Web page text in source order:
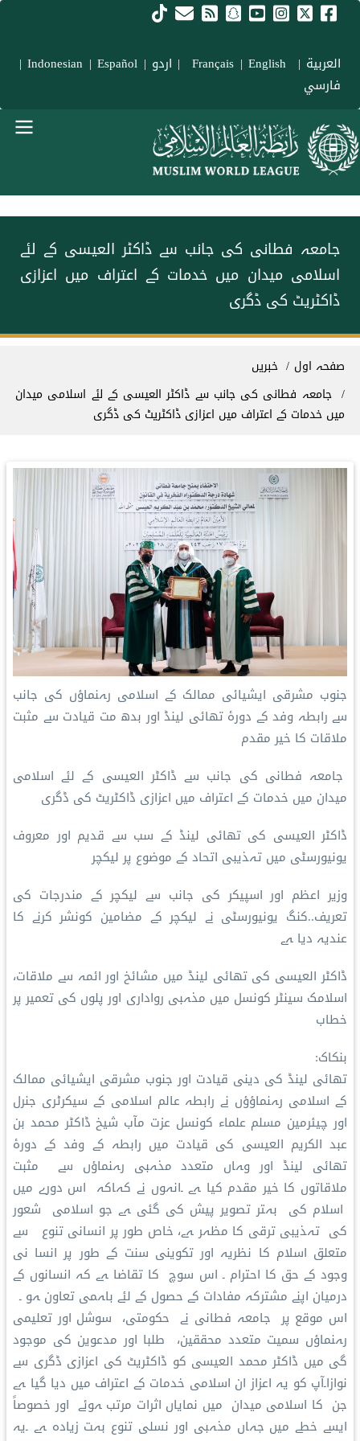
Skip to main content
العربية |
Français
| English
| اردو |
Indonesian |Español
|
فارسي
جامعہ فطانی کی جانب سے ڈاکٹر العیسی کے لئے
اسلامی میدان میں خدمات کے اعتراف میں اعزازی
ڈاکٹریٹ کی ڈگری
Breadcrumb
صفحہ اول
خبریں
جامعہ فطانی کی جانب سے ڈاکٹر العیسی کے لئے اسلامی میدان
میں خدمات کے اعتراف میں اعزازی ڈاکٹریٹ کی ڈگری
جنوب مشرقی ایشیائی ممالک کے اسلامی رہنماؤں کی جانب
سے رابطہ وفد کے دورۂ تھائی لینڈ اور بدھ مت قیادت سے مثبت
ملاقات کا خیر مقدم
جامعہ فطانی کی جانب سے ڈاکٹر العیسی کے لئے اسلامی
میدان میں خدمات کے اعتراف میں اعزازی ڈاکٹریٹ کی ڈگری
ڈاکٹر العیسی کی تھائی لینڈ کے سب سے قدیم اور معروف
یونیورسٹی میں تہذیبی اتحاد کے موضوع پر لیکچر
وزیر اعظم اور اسپیکر کی جانب سے لیکچر کے مندرجات کی
تعریف..کنگ یونیورسٹی نے لیکچر کے مضامین کونشر کرنے کا
عندیہ دیا ہے
ڈاکٹر العیسی کی تھائی لینڈ میں مشائخ اور ائمہ سے ملاقات،
اسلامک سینٹر کونسل میں مذہبی رواداری اور پلوں کی تعمیر پر
خطاب
بنکاک:
تھائی لینڈ کی دینی قیادت اور جنوب مشرقی ایشیائی ممالک
کے اسلامی رہنماؤؤں نے رابطہ عالم اسلامی کے سیکرٹری جنرل
اور چیئرمین مسلم علماء کونسل عزت مآب شیخ ڈاکٹر محمد بن
عبد الکریم العیسی کی قیادت میں رابطہ کے وفد کے دورۂ
تھائی لینڈ اور وہاں متعدد مذہبی رہنماؤں سے مثبت
ملاقاتوں کا خیر مقدم کیا ہے ۔انہوں نے کہاکہ اس دورے میں
اسلام کی بہتر تصویر پیش کی گئی ہے جو اسلامی شعور
کی تہذیبی ترقی کا مظہر ہے، خاص طور پر انسانی تنوع سے
متعلق اسلام کا نظریہ اور تکوینی سنت کے طور پر انسا نی
وجود کے حق کا احترام ۔ اس سوچ کا تقاضا ہے کہ انسانوں کے
درمیان اپنے مشترکہ مفادات کے حصول کے لئے باہمی تعاون ہو ۔
اس موقع پر جامعہ فطانی نے حکومتی، سوشل اور تعلیمی
رہنماؤں سمیت متعدد محققین، طلبا اور مدعوین کی موجود
گی میں ڈاکٹر محمد العیسی کو ڈاکٹریٹ کی اعزازی ڈگری سے
نوازا۔آپ کو یہ اعزاز ان اسلامی خدمات کے اعتراف میں دیا گیا ہے
جن کا اسلامی میدان میں نمایاں اثرات مرتب ہوئے اور خصوصاً
ایسے خطے میں جہاں مذہبی اور نسلی تنوع بہت زیادہ ہے ۔یہ